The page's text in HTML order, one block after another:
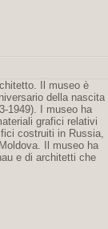
Il museo è
della nascita
1949). I museo ha
grafici relativi
costruiti in Russia,
Il museo ha
e di architetti che